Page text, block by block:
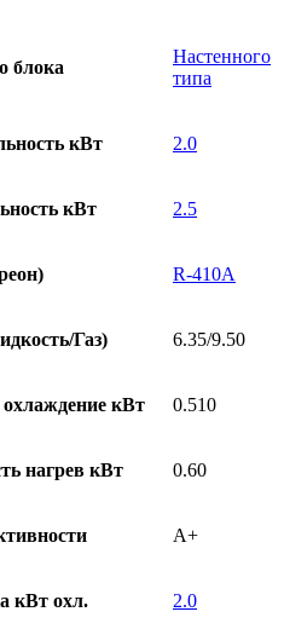
блока
Настенного
типа
кВт 2.0
кВт 2.5
R-410A
Газ) 6.35/9.50
кВт 0.510
нагрев кВт 0.60
А+
кВт охл. 2.0